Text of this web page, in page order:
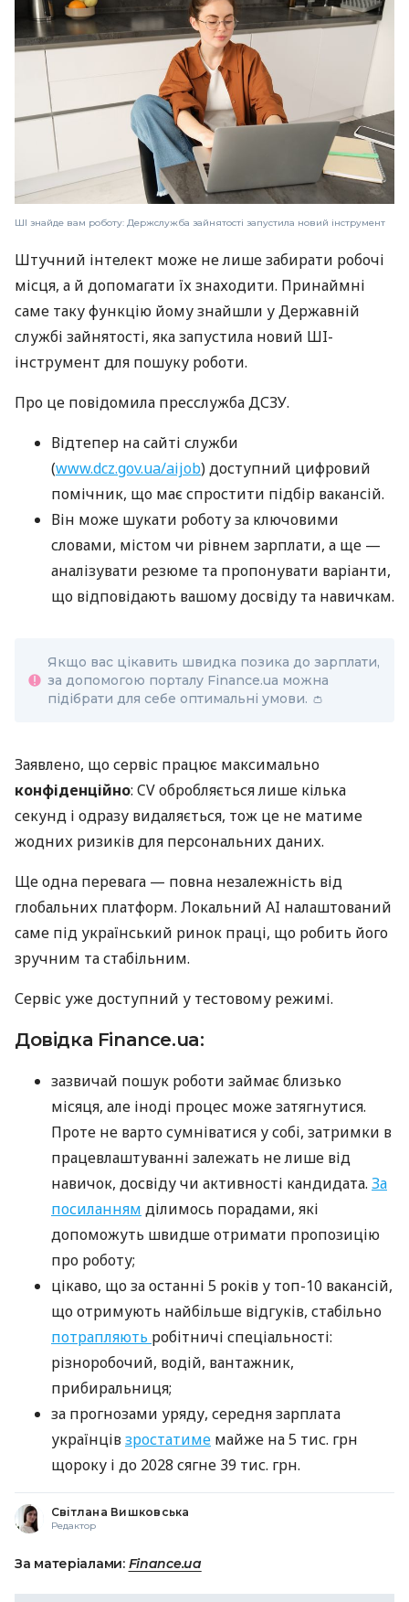
ШІ знайде вам роботу: Держслужба зайнятості запустила новий інструмент
Штучний інтелект може не лише забирати робочі
місця, а й допомагати їх знаходити. Принаймні
саме таку функцію йому знайшли у Державній
службі зайнятості, яка запустила новий ШI-
інструмент для пошуку роботи.
Про це повідомила пресслужба ДСЗУ.
Відтепер на сайті служби
(www.dcz.gov.ua/aijob) доступний цифровий
помічник, що має спростити підбір вакансій.
Він може шукати роботу за ключовими
словами, містом чи рівнем зарплати, а ще —
аналізувати резюме та пропонувати варіанти,
що відповідають вашому досвіду та навичкам.
Якщо вас цікавить швидка позика до зарплати,
за допомогою порталу Finance.ua можна
підібрати для себе оптимальні умови. 👛
Заявлено, що сервіс працює максимально
конфіденційно: CV обробляється лише кілька
секунд і одразу видаляється, тож це не матиме
жодних ризиків для персональних даних.
Ще одна перевага — повна незалежність від
глобальних платформ. Локальний AI налаштований
саме під український ринок праці, що робить його
зручним та стабільним.
Сервіс уже доступний у тестовому режимі.
Довідка Finance.ua:
зазвичай пошук роботи займає близько
місяця, але іноді процес може затягнутися.
Проте не варто сумніватися у собі, затримки в
працевлаштуванні залежать не лише від
навичок, досвіду чи активності кандидата. За
посиланням ділимось порадами, які
допоможуть швидше отримати пропозицію
про роботу;
цікаво, що за останні 5 років у топ-10 вакансій,
що отримують найбільше відгуків, стабільно
потрапляють робітничі спеціальності:
різноробочий, водій, вантажник,
прибиральниця;
за прогнозами уряду, середня зарплата
українцівзростатиме майже на 5 тис. грн
щороку і до 2028 сягне 39 тис. грн.
Світлана Вишковська
Редактор
За матеріалами: Finance.ua